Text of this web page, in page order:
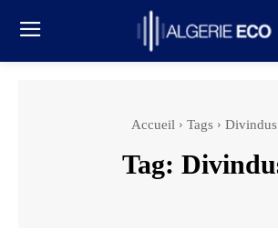
Accueil Tags Divindus
Tag: